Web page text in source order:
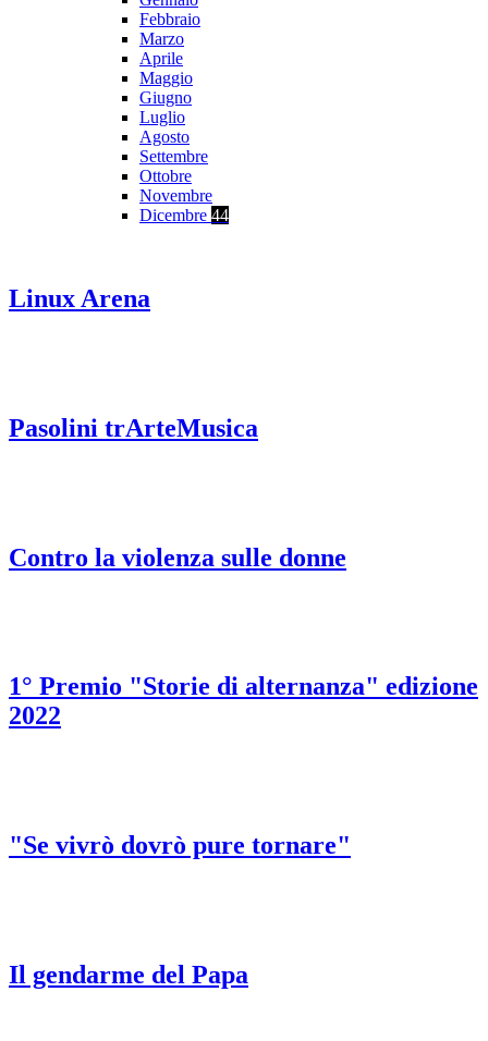
Febbraio
Marzo
Aprile
Maggio
Giugno
Luglio
Agosto
Settembre
Ottobre
Novembre
Dicembre 44
Linux Arena
Pasolini trArteMusica
Contro la violenza sulle donne
1° Premio "Storie di alternanza" edizione
2022
"Se vivrò dovrò pure tornare"
Il gendarme del Papa